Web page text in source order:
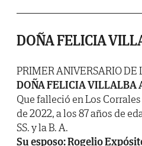
DOÑA FELICIA
PRIMER ANIVERSARIO DE
DOÑA FELICIA VILLALBA
Que falleció en Los
de 2022, a los 87 años de
SS. y la B. A.
Su esposo: Rogelio